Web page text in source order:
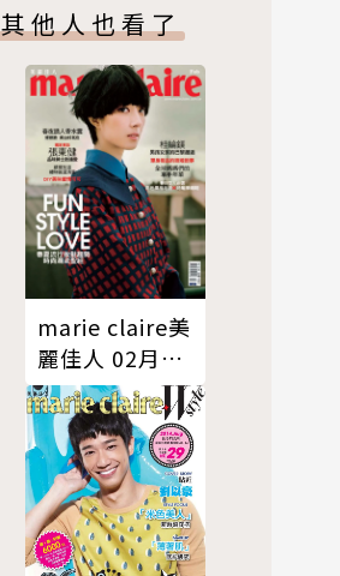
其他人也看了
marie claire美
麗佳人 02月
號/2013 第238
期